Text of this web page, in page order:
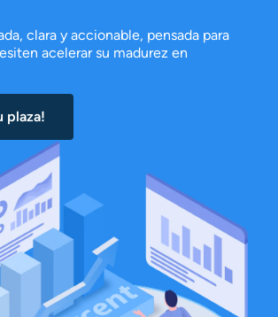
clara y accionable, pensada para
acelerar su madurez en
plaza!